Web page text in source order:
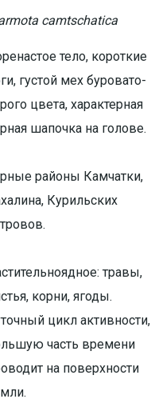
camtschatica
тело, короткие
густой мех буровато-
цвета, характерная
шапочка на голове.
районы Камчатки,
Курильских
травы,
корни, ягоды.
цикл активности,
часть времени
на поверхности